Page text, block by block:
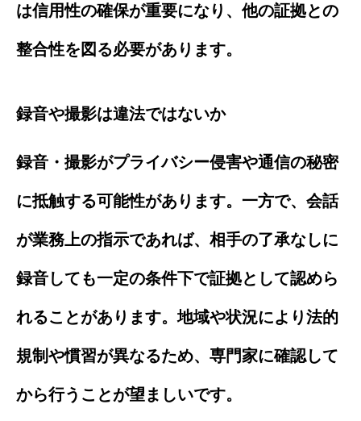
は信用性の確保が重要になり、他の証拠との
整合性を図る必要があります。
録音や撮影は違法ではないか
録音・撮影がプライバシー侵害や通信の秘密
に抵触する可能性があります。一方で、会話
が業務上の指示であれば、相手の了承なしに
録音しても一定の条件下で証拠として認めら
れることがあります。地域や状況により法的
規制や慣習が異なるため、専門家に確認して
から行うことが望ましいです。